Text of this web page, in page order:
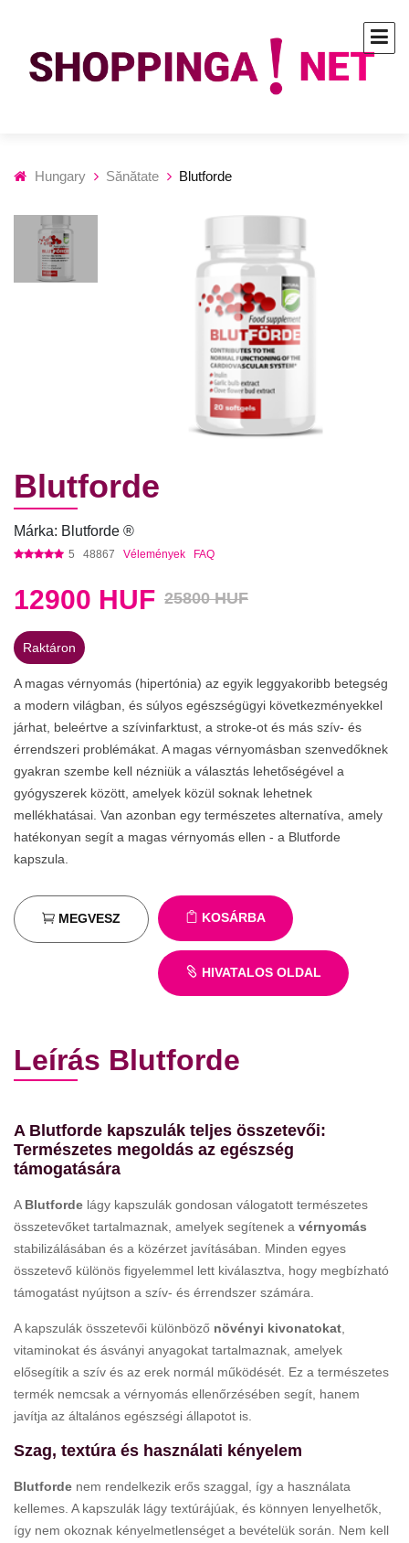
Hungary Sănătate Blutforde
Blutforde
Márka: Blutforde ®
5 48867 Vélemények FAQ
12900 HUF 25800 HUF
Raktáron
A magas vérnyomás (hipertónia) az egyik leggyakoribb betegség
a modern világban, és súlyos egészségügyi következményekkel
járhat, beleértve a szívinfarktust, a stroke-ot és más szív- és
érrendszeri problémákat. A magas vérnyomásban szenvedőknek
gyakran szembe kell nézniük a választás lehetőségével a
gyógyszerek között, amelyek közül soknak lehetnek
mellékhatásai. Van azonban egy természetes alternatíva, amely
hatékonyan segít a magas vérnyomás ellen - a Blutforde
kapszula.
KOSÁRBA
MEGVESZ
HIVATALOS OLDAL
Leírás Blutforde
A Blutforde kapszulák teljes összetevői:
Természetes megoldás az egészség
támogatására
A Blutforde lágy kapszulák gondosan válogatott természetes
összetevőket tartalmaznak, amelyek segítenek a vérnyomás
stabilizálásában és a közérzet javításában. Minden egyes
összetevő különös figyelemmel lett kiválasztva, hogy megbízható
támogatást nyújtson a szív- és érrendszer számára.
A kapszulák összetevői különböző növényi kivonatokat
vitaminokat és ásványi anyagokat tartalmaznak, amelyek
elősegítik a szív és az erek normál működését. Ez a természetes
termék nemcsak a vérnyomás ellenőrzésében segít, hanem
javítja az általános egészségi állapotot is.
Szag, textúra és használati kényelem
Blutforde nem rendelkezik erős szaggal, így a használata
kellemes. A kapszulák lágy textúrájúak, és könnyen lenyelhetők,
így nem okoznak kényelmetlenséget a bevételük során. Nem kell